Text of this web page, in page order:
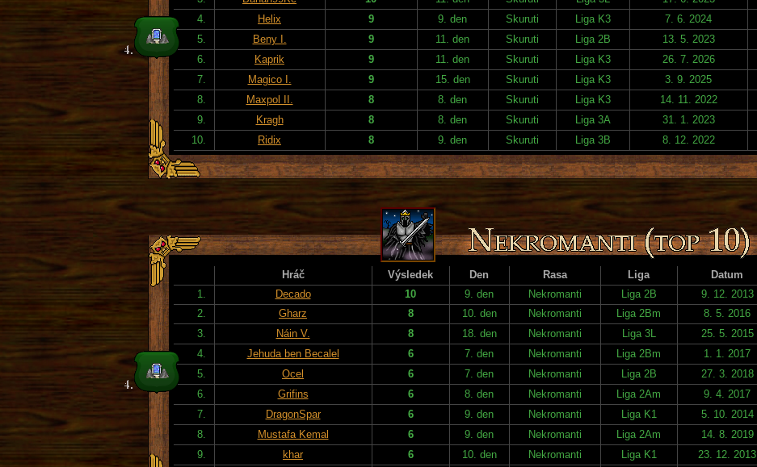
4.
Helix 9 9. den Skuruti Liga K3 7. 6. 2024
5.
Beny I. 9 11. den Skuruti Liga 2B 13. 5. 2023
6.
Kaprik 9 11. den Skuruti Liga K3 26. 7. 2026
7.
Magico I. 9 15. den Skuruti Liga K3 3. 9. 2025
8.
Maxpol II. 8 8. den Skuruti Liga K3 14. 11. 2022
9.
Kragh 8 8. den Skuruti Liga 3A 31. 1. 2023
10.
Ridix 8 9. den Skuruti Liga 3B 8. 12. 2022
Hráč Výsledek Den Rasa Liga Datum
1.
Decado 10 9. den Nekromanti Liga 2B 9. 12. 2013
2.
Gharz 8 10. den Nekromanti Liga 2Bm 8. 5. 2016
3.
Náin V. 8 18. den Nekromanti Liga 3L 25. 5. 2015
4.
Jehuda ben Becalel 6 7. den Nekromanti Liga 2Bm 1. 1. 2017
5.
Ocel 6 7. den Nekromanti Liga 2B 27. 3. 2018
6.
Grifins 6 8. den Nekromanti Liga 2Am 9. 4. 2017
7.
DragonSpar 6 9. den Nekromanti Liga K1 5. 10. 2014
8.
Mustafa Kemal 6 9. den Nekromanti Liga 2Am 14. 8. 2019
9.
khar 6 10. den Nekromanti Liga K1 23. 12. 2013